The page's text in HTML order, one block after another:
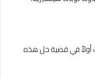
أولاً في قضية حل هذه